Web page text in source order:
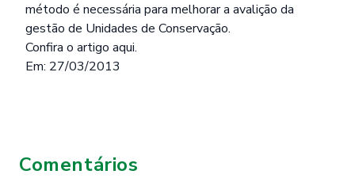
método é necessária para melhorar a avalição da
gestão de Unidades de Conservação.
Confira o artigo aqui.
Em: 27/03/2013
Comentários